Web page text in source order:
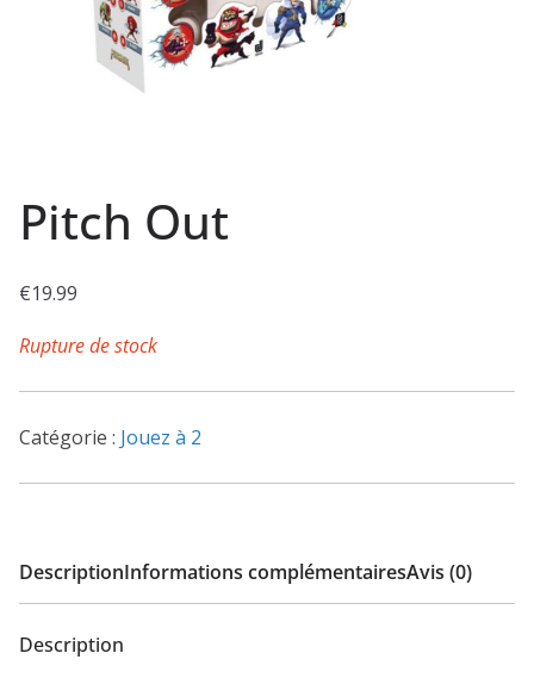
Pitch Out
€19.99
Rupture de stock
Catégorie : Jouez à 2
DescriptionInformations complémentairesAvis (0)
Description